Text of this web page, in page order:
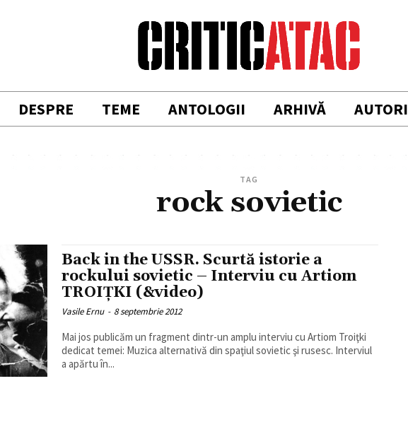
DESPRE TEME ANTOLOGII ARHIVĂ AUTORI
TAG
rock sovietic
Back in the USSR. Scurtă istorie a
rockului sovietic – Interviu cu Artiom
TROIŢKI (&video)
Vasile Ernu - 8 septembrie 2012
Mai jos publicăm un fragment dintr-un amplu interviu cu Artiom Troiţki
dedicat temei: Muzica alternativă din spaţiul sovietic şi rusesc. Interviul
a apărtu în...